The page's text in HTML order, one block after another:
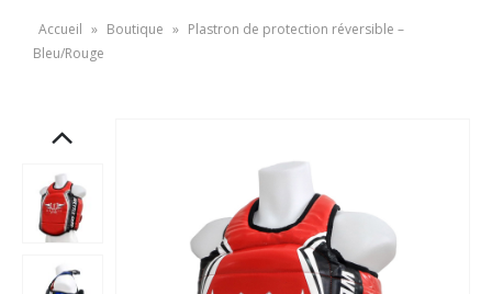
Accueil » Boutique » Plastron de protection réversible –
Bleu/Rouge